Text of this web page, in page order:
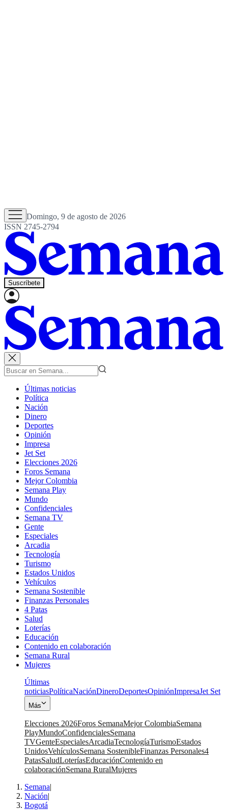
Domingo, 9 de agosto de 2026
ISSN 2745-2794
Suscríbete
Últimas noticias
Política
Nación
Dinero
Deportes
Opinión
Impresa
Jet Set
Elecciones 2026
Foros Semana
Mejor Colombia
Semana Play
Mundo
Confidenciales
Semana TV
Gente
Especiales
Arcadia
Tecnología
Turismo
Estados Unidos
Vehículos
Semana Sostenible
Finanzas Personales
4 Patas
Salud
Loterías
Educación
Contenido en colaboración
Semana Rural
Mujeres
Últimas
noticiasPolíticaNaciónDineroDeportesOpiniónImpresaJet Set
Más
Elecciones 2026Foros SemanaMejor ColombiaSemana
PlayMundoConfidencialesSemana
TVGenteEspecialesArcadiaTecnologíaTurismoEstados
UnidosVehículosSemana SostenibleFinanzas Personales4
PatasSaludLoteríasEducaciónContenido en
colaboraciónSemana RuralMujeres
Semana|
Nación|
Bogotá